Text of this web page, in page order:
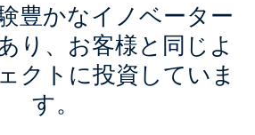
豊かなイノベーター
り、お客様と同じよ
クトに投資していま
す。